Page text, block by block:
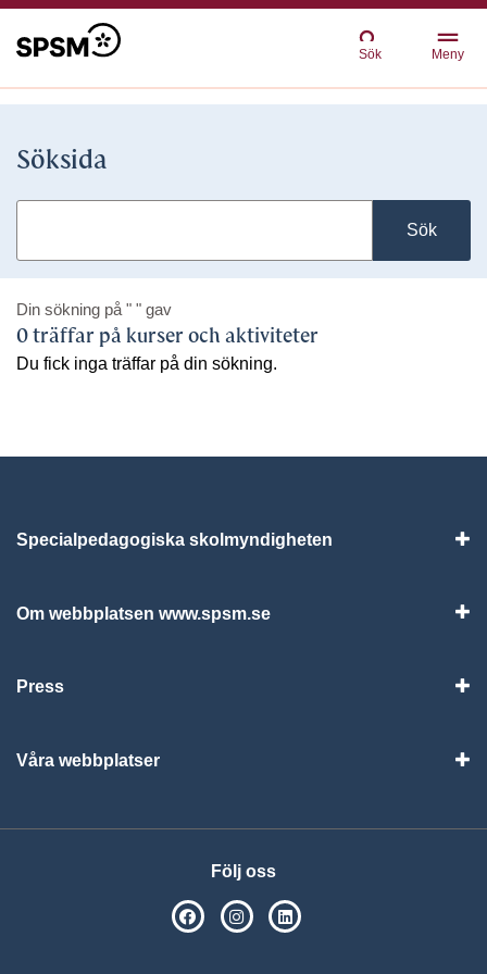
Sök Meny
Söksida
Sök
Din sökning på " " gav
0 träffar på kurser och aktiviteter
Du fick inga träffar på din sökning.
Specialpedagogiska skolmyndigheten
Om webbplatsen www.spsm.se
Press
Våra webbplatser
Följ oss
SPSM på Facebook
SPSM på Instagram